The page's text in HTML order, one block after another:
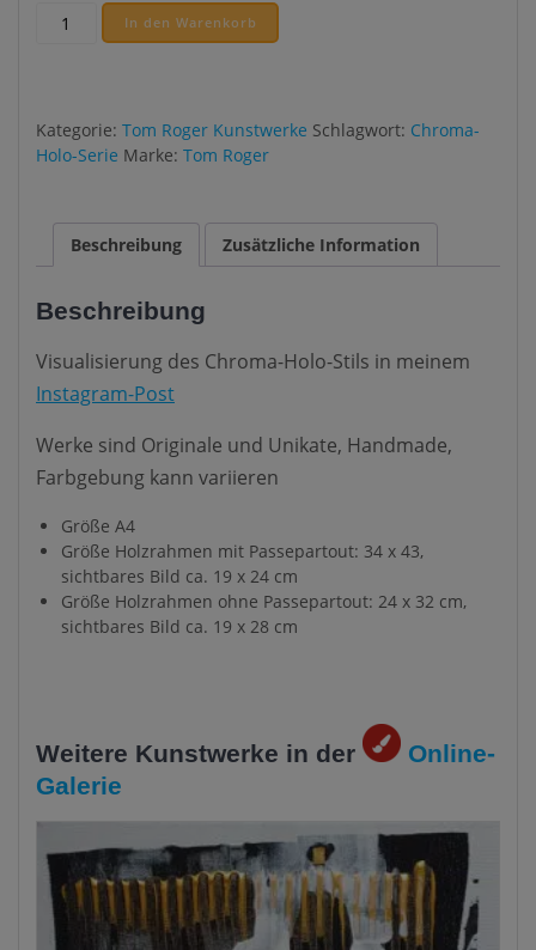
Chroma-
Holo-
Menge
In den Warenkorb
Kategorie: Tom Roger Kunstwerke Schlagwort: Chroma-
Holo-Serie Marke: Tom Roger
Beschreibung Zusätzliche Information
Beschreibung
Visualisierung des Chroma-Holo-Stils in meinem
Instagram-Post
Werke sind Originale und Unikate, Handmade,
Farbgebung kann variieren
Größe A4
Größe Holzrahmen mit Passepartout: 34 x 43,
sichtbares Bild ca. 19 x 24 cm
Größe Holzrahmen ohne Passepartout: 24 x 32 cm,
sichtbares Bild ca. 19 x 28 cm
Weitere Kunstwerke in der
Online-
Galerie